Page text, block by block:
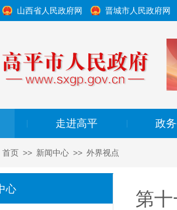
山西省人民政府网 晋城市人民政府网
走进高平 政
首页 >> 新闻中心 >> 外界视点
心 第